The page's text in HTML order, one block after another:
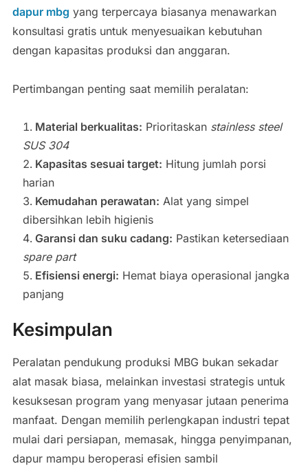
dapur mbg yang terpercaya biasanya menawarkan
konsultasi gratis untuk menyesuaikan kebutuhan
dengan kapasitas produksi dan anggaran.
Pertimbangan penting saat memilih peralatan:
Material berkualitas: Prioritaskan stainless steel
SUS 304
Kapasitas sesuai target: Hitung jumlah porsi
harian
Kemudahan perawatan: Alat yang simpel
dibersihkan lebih higienis
Garansi dan suku cadang: Pastikan ketersediaan
spare part
Efisiensi energi: Hemat biaya operasional jangka
panjang
Kesimpulan
Peralatan pendukung produksi MBG bukan sekadar
alat masak biasa, melainkan investasi strategis untuk
kesuksesan program yang menyasar jutaan penerima
manfaat. Dengan memilih perlengkapan industri tepat
mulai dari persiapan, memasak, hingga penyimpanan,
dapur mampu beroperasi efisien sambil